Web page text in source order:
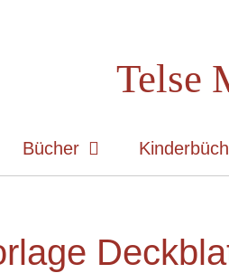
Telse
Bücher